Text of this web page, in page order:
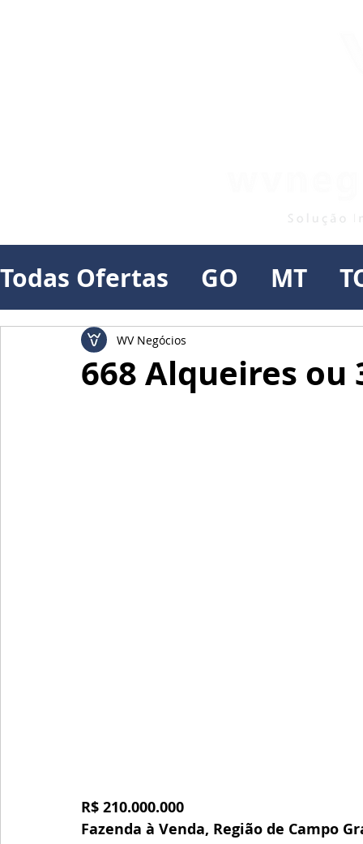
Todas Ofertas GO MT
668 Alqueires ou
WV Negócios
R$ 210.000.000
Fazenda à Venda, Região de Campo